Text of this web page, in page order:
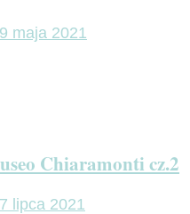
9 maja 2021
Chiaramonti cz.2
7 lipca 2021